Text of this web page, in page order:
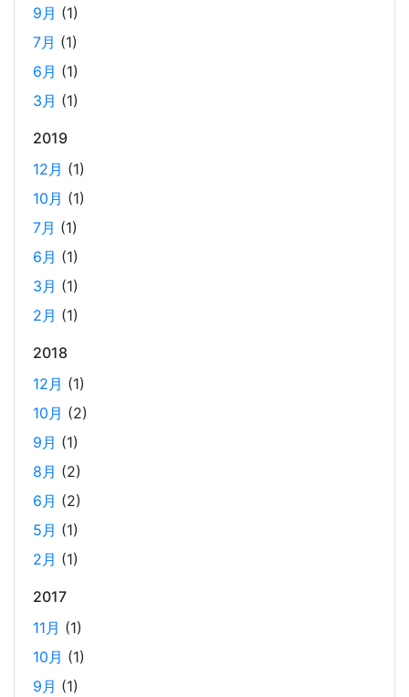
Laravelを使って簡単にReactを開発できる環境を作
成する
2025-03-18
はPython（Django）＋React（TypeScript）で挫折した
が、今回は得意なPHP（Laravel）をバックエンドにするこ
とで、Reactの学習に集中できる環境を整える。 また、低
コストで構築し、トラブル時の原因特定を容易にすること
を目的としています。
ホーリンラブブックスのリニューアルした時の話
2025-03-17
弊社が運営しているECショップにBL専門サイトのホーリン
ラブブックスがあります。
2024年のTORICOの社内勉強会の内容
を行っています。 2024年に開催した技術勉強会の内容を紹
介します。
AWS OpenSearch を、マネージドクラスターから
2025-01-21
当社では、2024年12月に、サービスの検索エンジンを
OpenSearch のマネージドクラスターからサーバーレスに
9月 (1)
7月 (1)
6月 (1)
3月 (1)
2019
12月 (1)
10月 (1)
7月 (1)
6月 (1)
3月 (1)
2月 (1)
2018
12月 (1)
10月 (2)
9月 (1)
8月 (2)
6月 (2)
5月 (1)
2月 (1)
2017
11月 (1)
10月 (1)
9月 (1)